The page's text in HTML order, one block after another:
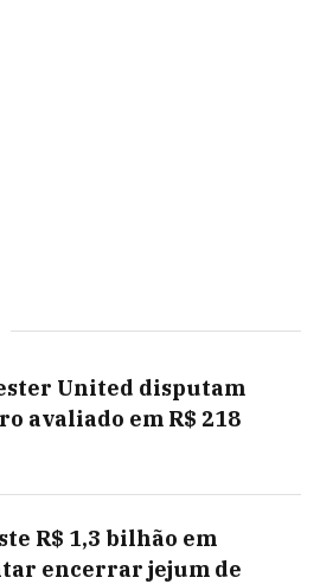
United disputam
avaliado em R$ 218
R$ 1,3 bilhão em
encerrar jejum de